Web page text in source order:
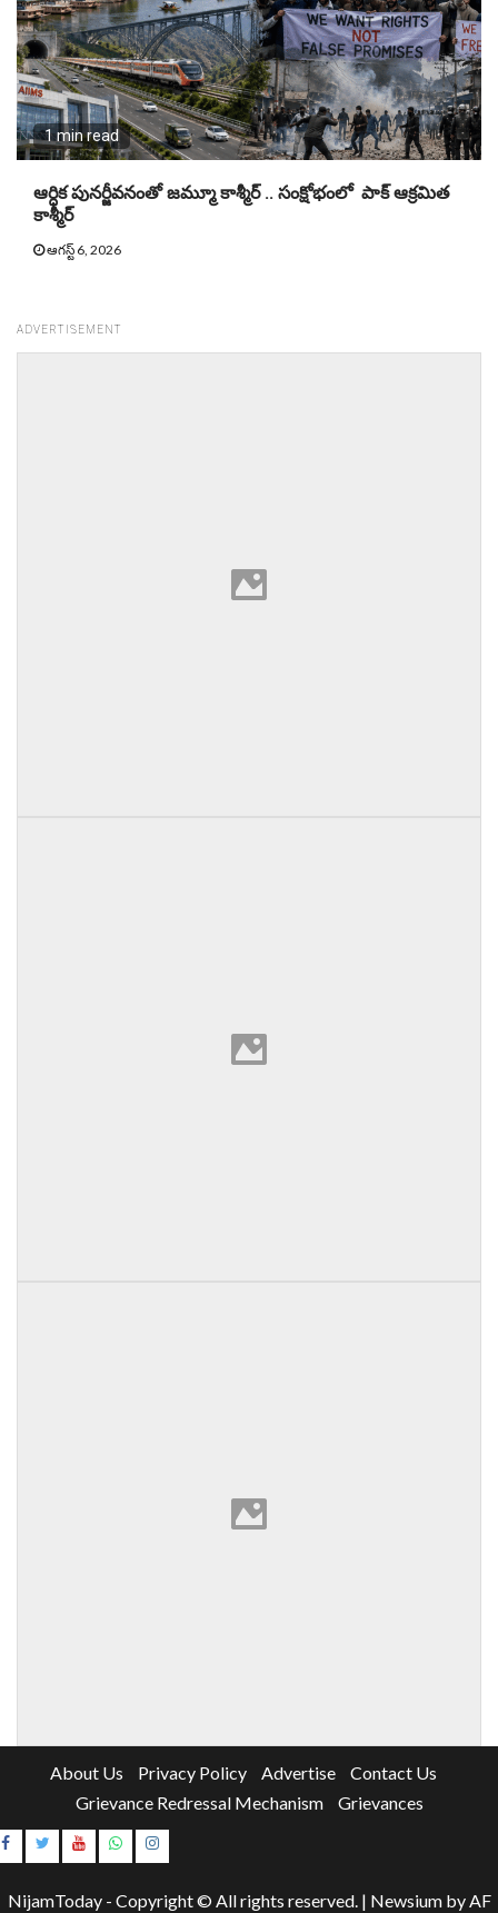
1 min read
ఆర్ధిక పునర్జీవనంతో జమ్మూ కాశ్మీర్ .. సంక్షోభంలో పాక్ ఆక్రమిత
కాశ్మీర్
ఆగస్ట్ 6, 2026
ADVERTISEMENT
About Us Privacy Policy Advertise
Contact Us
Grievance Redressal Mechanism
Grievances
Instagram
NijamToday - Copyright © All rights reserved. | Newsiumby AF